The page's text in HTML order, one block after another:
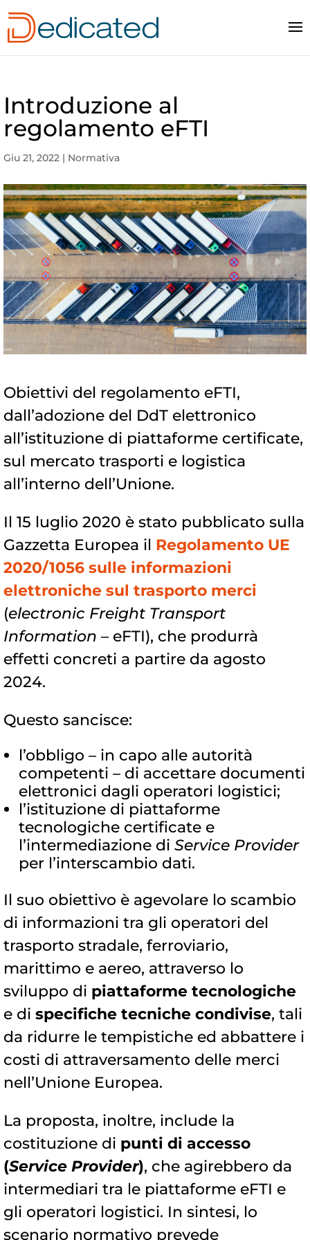
Introduzione al
regolamento eFTI
Giu 21, 2022 | Normativa
Obiettivi del regolamento eFTI,
dall’adozione del DdT elettronico
all’istituzione di piattaforme certificate,
sul mercato trasporti e logistica
all’interno dell’Unione.
Il 15 luglio 2020 è stato pubblicato sulla
Gazzetta Europea il Regolamento UE
2020/1056 sulle informazioni
elettroniche sul trasporto merci
(electronic Freight Transport
Information – eFTI), che produrrà
effetti concreti a partire da agosto
2024.
Questo sancisce:
l’obbligo – in capo alle autorità
competenti – di accettare documenti
elettronici dagli operatori logistici;
l’istituzione di piattaforme
tecnologiche certificate e
l’intermediazione di Service Provider
per l’interscambio dati.
Il suo obiettivo è agevolare lo scambio
di informazioni tra gli operatori del
trasporto stradale, ferroviario,
marittimo e aereo, attraverso lo
sviluppo di piattaforme tecnologiche
e di specifiche tecniche condivise, tali
da ridurre le tempistiche ed abbattere i
costi di attraversamento delle merci
nell’Unione Europea.
La proposta, inoltre, include la
costituzione di punti di accesso
(Service Provider), che agirebbero da
intermediari tra le piattaforme eFTI e
gli operatori logistici. In sintesi, lo
scenario normativo prevede